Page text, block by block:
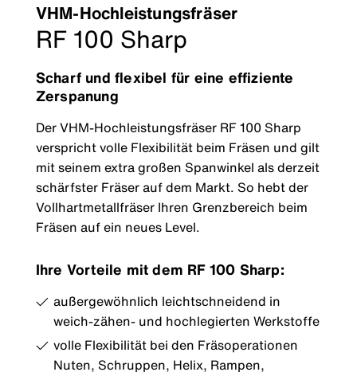
VHM-Hochleistungsfräser
RF 100 Sharp
Scharf und flexibel für eine effiziente
Zerspanung
Der VHM-Hochleistungsfräser RF 100 Sharp
verspricht volle Flexibilität beim Fräsen und gilt
mit seinem extra großen Spanwinkel als derzeit
schärfster Fräser auf dem Markt. So hebt der
Vollhartmetallfräser Ihren Grenzbereich beim
Fräsen auf ein neues Level.
Ihre Vorteile mit dem RF 100 Sharp:
außergewöhnlich leichtschneidend in
weich-zähen- und hochlegierten Werkstoffe
volle Flexibilität bei den Fräsoperationen
Nuten, Schruppen, Helix, Rampen,